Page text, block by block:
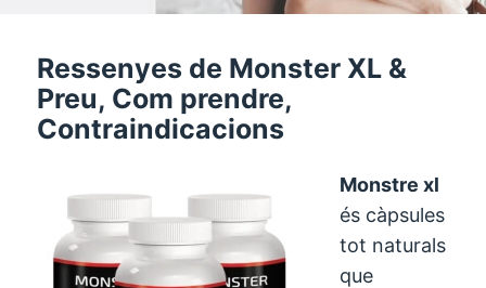
Ressenyes de Monster XL &
Preu, Com prendre,
Contraindicacions
Monstre xl
és càpsules
tot naturals
que